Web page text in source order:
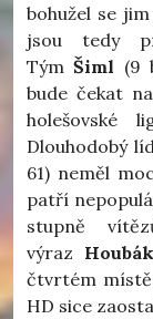
bohužel se
jsou tedy
TýmŠiml (9
bude čekat
holešovské
Dlouhodobý
61) neměl
patří
stupně
výraz
čtvrtém místě
HD sice